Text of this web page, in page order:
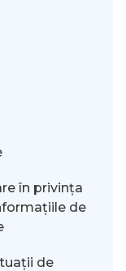
în privinţa
de
de